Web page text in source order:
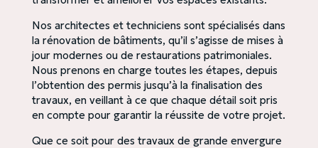
Nos architectes et techniciens sont spécialisés dans
la rénovation de bâtiments, qu’il s’agisse de mises à
jour modernes ou de restaurations patrimoniales.
Nous prenons en charge toutes les étapes, depuis
l’obtention des permis jusqu’à la finalisation des
travaux, en veillant à ce que chaque détail soit pris
en compte pour garantir la réussite de votre projet.
Que ce soit pour des travaux de grande envergure